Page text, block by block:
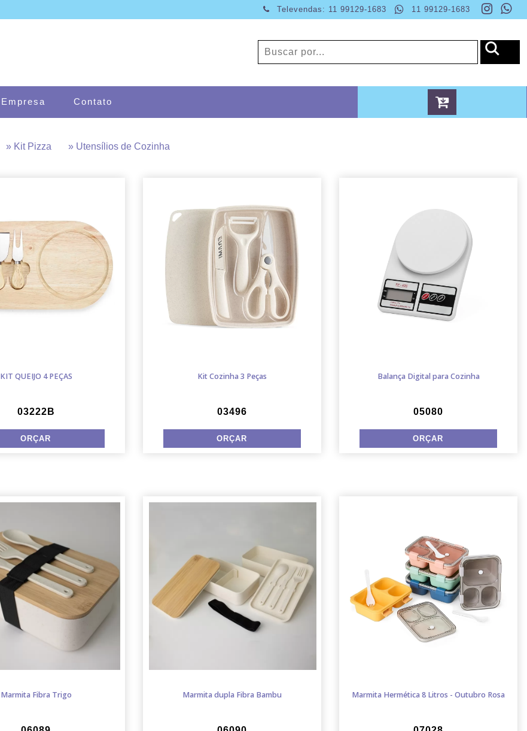
Televendas: 11 99129-1683 11 99129-1683
Empresa Contato
» Kit Pizza » Utensílios de Cozinha
KIT QUEIJO 4 PEÇAS
03222B
Kit Cozinha 3 Peças
03496
Balança Digital para Cozinha
05080
Marmita Fibra Trigo Marmita dupla Fibra Bambu Marmita Hermética 8 Litros - Outubro Rosa